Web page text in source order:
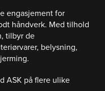
engasjement for
håndverk. Med tilhold
tilbyr de
belysning,
ASK på flere ulike